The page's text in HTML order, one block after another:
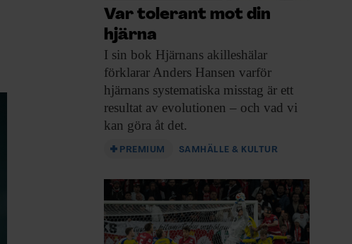
Var tolerant mot din
hjärna
I sin bok Hjärnans akilleshälar
förklarar Anders Hansen varför
hjärnans systematiska misstag är ett
resultat av evolutionen – och vad vi
kan göra åt det.
PREMIUM SAMHÄLLE & KULTUR